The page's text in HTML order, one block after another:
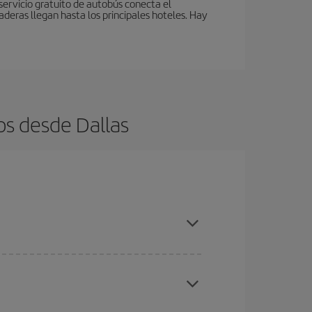
gratuito de autobús conecta el
llegan hasta los principales hoteles. Hay
desde Dallas
el vuelo más barato.